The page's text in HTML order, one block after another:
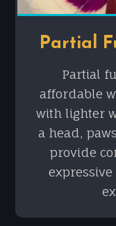
Partial
Partial
affordable
with lighter
a head,
provide